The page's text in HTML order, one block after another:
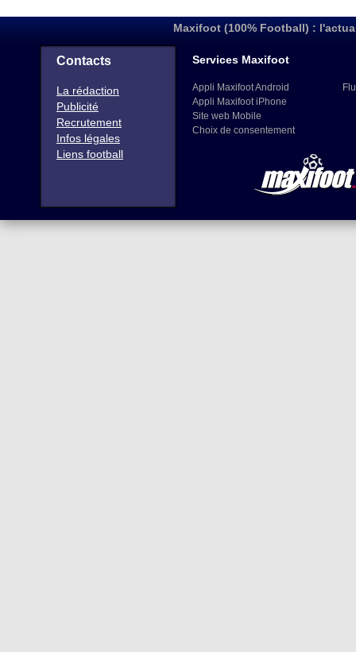
Maxifoot (100% Football) :
Contacts
La rédaction
Publicité
Recrutement
Infos légales
Liens football
Services Maxifoot
Appli Maxifoot Android
Appli Maxifoot iPhone
Site web Mobile
Choix de consentement